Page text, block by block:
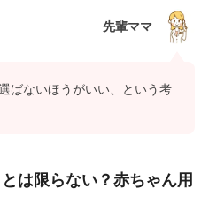
先輩ママ
ばないほうがいい、という考
は限らない？赤ちゃん用